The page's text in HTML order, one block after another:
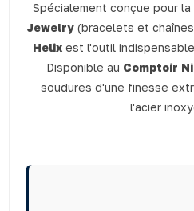
Spécialement conçue pour
Jewelry(bracelets et chaînes
Helix est l'outil
Disponible au Comptoir
soudures d'une finesse
l'acier